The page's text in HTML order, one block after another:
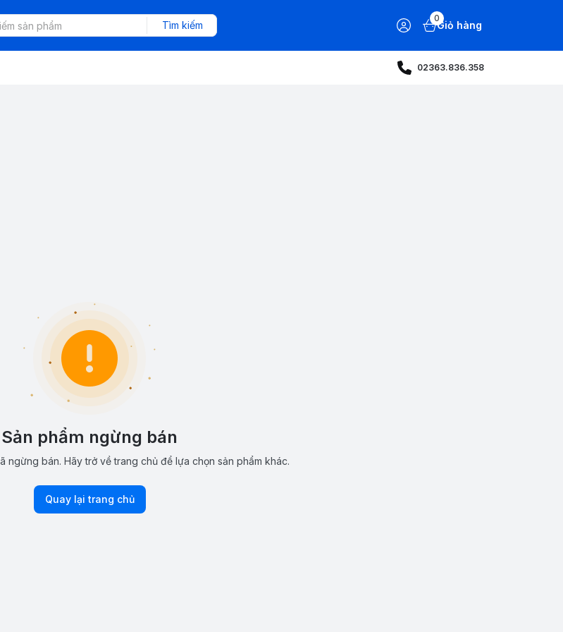
Tìm kiếm
0
Giỏ hàng
02363.836.358
Sản phẩm ngừng bán
ngừng bán. Hãy trở về trang chủ để lựa chọn sản phẩm khác.
Quay lại trang chủ